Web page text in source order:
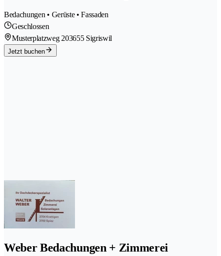
Bedachungen • Gerüste • Fassaden
Geschlossen
Musterplatzweg 203655 Sigriswil
Jetzt buchen
Weber Bedachungen + Zimmerei